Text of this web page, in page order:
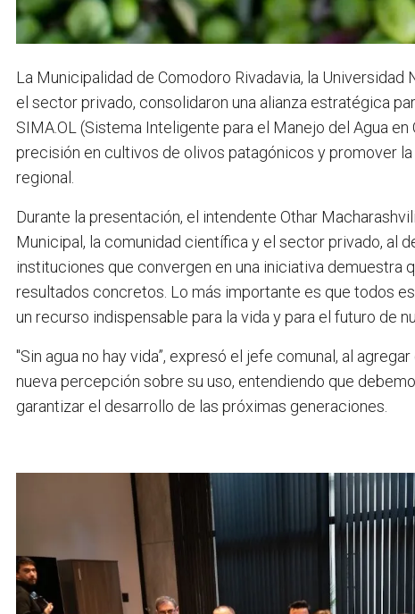
La Municipalidad de Comodoro Rivadavia, la
el sector privado, consolidaron una alianza estratégica
SIMA.OL (Sistema Inteligente para el Manejo del Agua
precisión en cultivos de olivos patagónicos y promover
regional.
Durante la presentación, el intendente Othar
Municipal, la comunidad científica y el sector privado, al
instituciones que convergen en una iniciativa demuestra
resultados concretos. Lo más importante es que todos
un recurso indispensable para la vida y para el futuro de
"Sin agua no hay vida”, expresó el jefe comunal, al
nueva percepción sobre su uso, entendiendo que
garantizar el desarrollo de las próximas generaciones.